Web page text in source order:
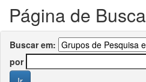
Página de Busca
Buscar em:
por